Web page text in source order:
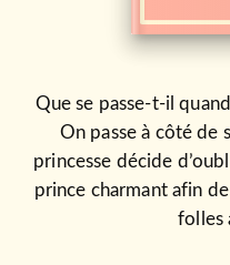
Que se passe-t-il
On passe à côté de
princesse décide
prince charmant afin
folles